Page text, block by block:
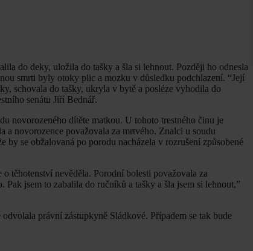
do deky, uložila do tašky a šla si lehnout. Později ho odnesla
smrti byly otoky plic a mozku v důsledku podchlazení. “Její
schovala do tašky, ukryla v bytě a posléze vyhodila do
senátu Jiří Bednář.
novorozeného dítěte matkou. U tohoto trestného činu je
a novorozence považovala za mrtvého. Znalci u soudu
se obžalovaná po porodu nacházela v rozrušení způsobené
těhotenství nevěděla. Porodní bolesti považovala za
jsem to zabalila do ručníků a tašky a šla jsem si lehnout,”
právní zástupkyně Sládkové. Případem se tak bude